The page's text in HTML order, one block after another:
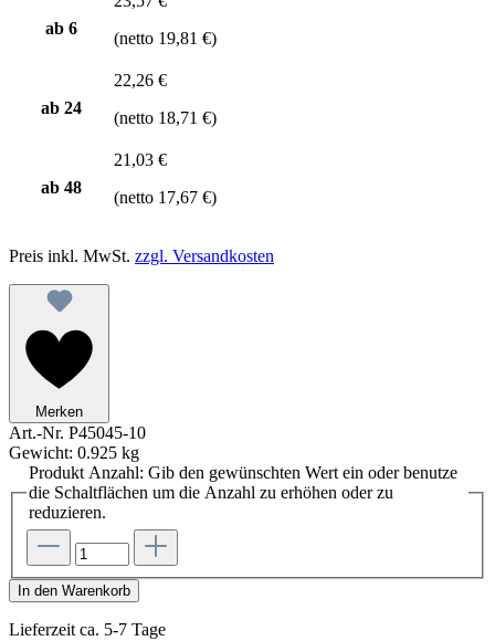
ab 6
(netto 19,81 €)
ab 24
22,26 €
(netto 18,71 €)
ab 48
21,03 €
(netto 17,67 €)
Preis inkl. MwSt. zzgl. Versandkosten
Merken
Art.-Nr. P45045-10
Gewicht: 0.925 kg
Produkt Anzahl: Gib den gewünschten Wert ein oder benutze
die Schaltflächen um die Anzahl zu erhöhen oder zu
reduzieren.
In den Warenkorb
Lieferzeit ca. 5-7 Tage